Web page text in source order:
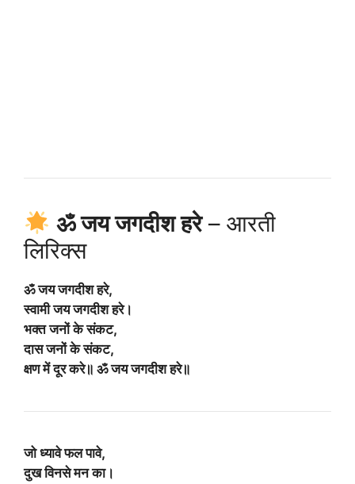
ॐ जय जगदीश हरे– आरती
लिरिक्स
ॐ जय जगदीश हरे,
स्वामी जय जगदीश हरे।
भक्त जनों के संकट,
दास जनों के संकट,
क्षण में दूर करे॥ ॐ जय जगदीश हरे॥
जो ध्यावे फल पावे,
दुख विनसे मन का।